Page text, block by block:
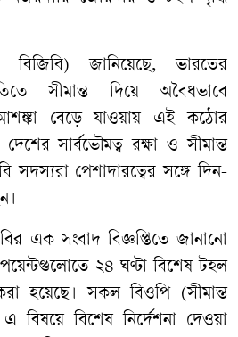
বিজিবি) জানিয়েছে, ভারতের
সীমান্ত দিয়ে অবৈধভাবে
আশঙ্কা বেড়ে যাওয়ায় এই কঠোর
সার্বভৌমত্ব রক্ষা ও সীমান্ত
সদস্যরা পেশাদারত্বের সঙ্গে দিন-
এক সংবাদ বিজ্ঞপ্তিতে জানানো
পয়েন্টগুলোতে ২৪ ঘণ্টা বিশেষ টহল
হয়েছে। সকল বিওপি (সীমান্ত
বিশেষ নির্দেশনা দেওয়া